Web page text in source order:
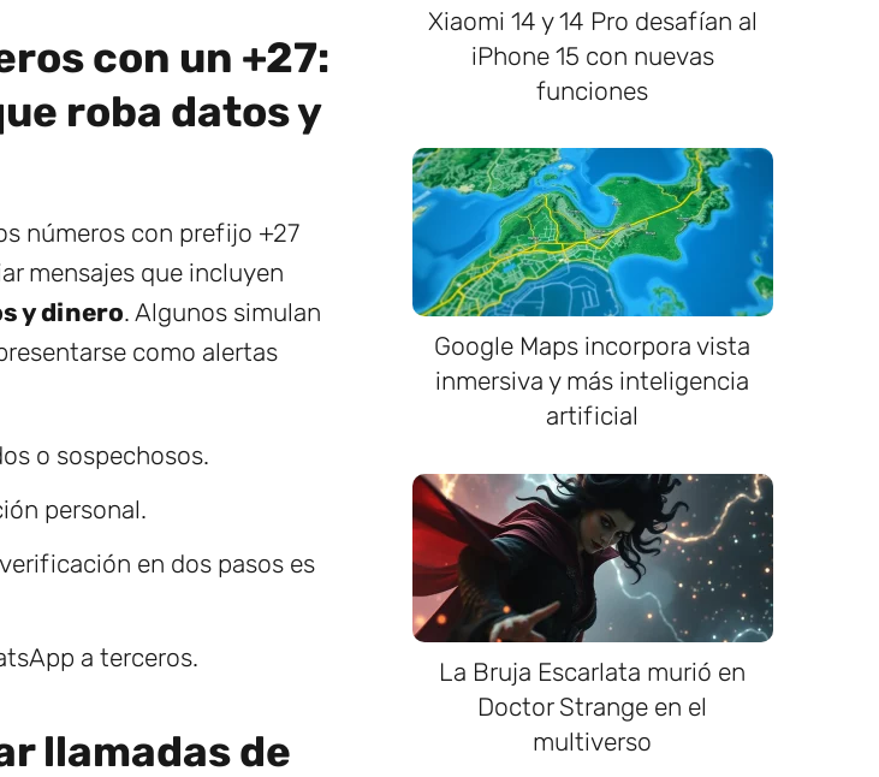
con un +27:
roba datos y
números con prefijo +27
mensajes que incluyen
y dinero. Algunos simulan
como alertas
o sospechosos.
personal.
en dos pasos es
a terceros.
llamadas de
Xiaomi 14 y 14 Pro desafían al
iPhone 15 con nuevas
funciones
Google Maps incorpora vista
inmersiva y más inteligencia
artificial
La Bruja Escarlata murió en
Doctor Strange en el
multiverso